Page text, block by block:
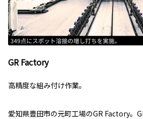
GR Factory
高精度な組み付け作業。
愛知県豊田市の元町工場のGR Factory。